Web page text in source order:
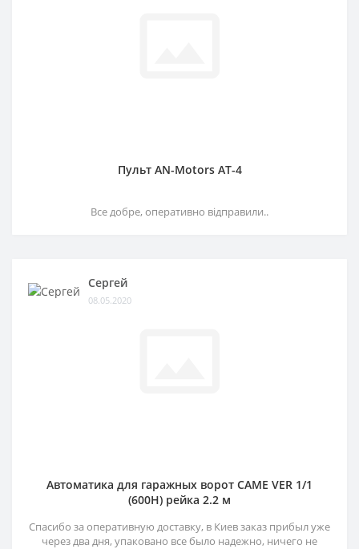
Пульт AN-Motors AT-4
Все добре, оперативно відправили..
Сергей
08.05.2020
Автоматика для гаражных ворот CAME VER 1/1
(600H) рейка 2.2 м
Спасибо за оперативную доставку, в Киев заказ прибыл уже
через два дня, упаковано все было надежно, ничего не